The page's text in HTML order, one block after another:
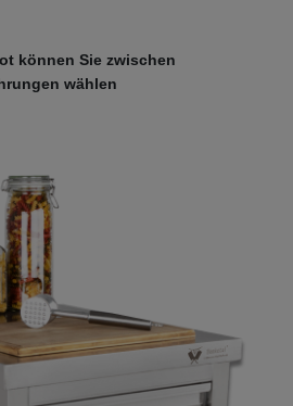
können Sie zwischen
wählen